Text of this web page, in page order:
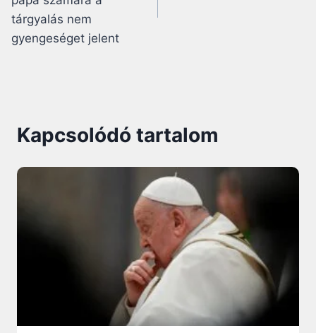
tárgyalás nem
gyengeséget jelent
Kapcsolódó tartalom